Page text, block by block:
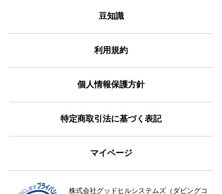
豆知識
利用規約
個人情報保護方針
特定商取引法に基づく表記
マイページ
株式会社グッドヒルシステムズ（ダビングコ